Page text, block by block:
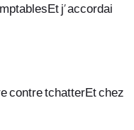
j’ accordai
contre tchatterEt chez